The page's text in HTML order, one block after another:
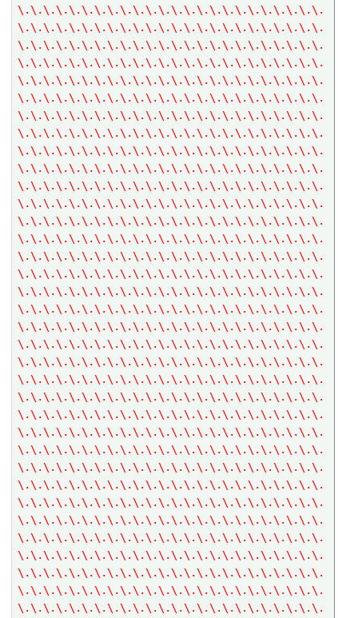
\.\.\.\.\.\.\.\.\.\.\.\.\.\.\.\.\.\.\.\.\.\.\.\.
\.\.\.\.\.\.\.\.\.\.\.\.\.\.\.\.\.\.\.\.\.\.\.\.
\.\.\.\.\.\.\.\.\.\.\.\.\.\.\.\.\.\.\.\.\.\.\.\.
\.\.\.\.\.\.\.\.\.\.\.\.\.\.\.\.\.\.\.\.\.\.\.\.
\.\.\.\.\.\.\.\.\.\.\.\.\.\.\.\.\.\.\.\.\.\.\.\.
\.\.\.\.\.\.\.\.\.\.\.\.\.\.\.\.\.\.\.\.\.\.\.\.
\.\.\.\.\.\.\.\.\.\.\.\.\.\.\.\.\.\.\.\.\.\.\.\.
\.\.\.\.\.\.\.\.\.\.\.\.\.\.\.\.\.\.\.\.\.\.\.\.
\.\.\.\.\.\.\.\.\.\.\.\.\.\.\.\.\.\.\.\.\.\.\.\.
\.\.\.\.\.\.\.\.\.\.\.\.\.\.\.\.\.\.\.\.\.\.\.\.
\.\.\.\.\.\.\.\.\.\.\.\.\.\.\.\.\.\.\.\.\.\.\.\.
\.\.\.\.\.\.\.\.\.\.\.\.\.\.\.\.\.\.\.\.\.\.\.\.
\.\.\.\.\.\.\.\.\.\.\.\.\.\.\.\.\.\.\.\.\.\.\.\.
\.\.\.\.\.\.\.\.\.\.\.\.\.\.\.\.\.\.\.\.\.\.\.\.
\.\.\.\.\.\.\.\.\.\.\.\.\.\.\.\.\.\.\.\.\.\.\.\.
\.\.\.\.\.\.\.\.\.\.\.\.\.\.\.\.\.\.\.\.\.\.\.\.
\.\.\.\.\.\.\.\.\.\.\.\.\.\.\.\.\.\.\.\.\.\.\.\.
\.\.\.\.\.\.\.\.\.\.\.\.\.\.\.\.\.\.\.\.\.\.\.\.
\.\.\.\.\.\.\.\.\.\.\.\.\.\.\.\.\.\.\.\.\.\.\.\.
\.\.\.\.\.\.\.\.\.\.\.\.\.\.\.\.\.\.\.\.\.\.\.\.
\.\.\.\.\.\.\.\.\.\.\.\.\.\.\.\.\.\.\.\.\.\.\.\.
\.\.\.\.\.\.\.\.\.\.\.\.\.\.\.\.\.\.\.\.\.\.\.\.
\.\.\.\.\.\.\.\.\.\.\.\.\.\.\.\.\.\.\.\.\.\.\.\.
\.\.\.\.\.\.\.\.\.\.\.\.\.\.\.\.\.\.\.\.\.\.\.\.
\.\.\.\.\.\.\.\.\.\.\.\.\.\.\.\.\.\.\.\.\.\.\.\.
\.\.\.\.\.\.\.\.\.\.\.\.\.\.\.\.\.\.\.\.\.\.\.\.
\.\.\.\.\.\.\.\.\.\.\.\.\.\.\.\.\.\.\.\.\.\.\.\.
\.\.\.\.\.\.\.\.\.\.\.\.\.\.\.\.\.\.\.\.\.\.\.\.
\.\.\.\.\.\.\.\.\.\.\.\.\.\.\.\.\.\.\.\.\.\.\.\.
\.\.\.\.\.\.\.\.\.\.\.\.\.\.\.\.\.\.\.\.\.\.\.\.
\.\.\.\.\.\.\.\.\.\.\.\.\.\.\.\.\.\.\.\.\.\.\.\.
\.\.\.\.\.\.\.\.\.\.\.\.\.\.\.\.\.\.\.\.\.\.\.\.
\.\.\.\.\.\.\.\.\.\.\.\.\.\.\.\.\.\.\.\.\.\.\.\.
\.\.\.\.\.\.\.\.\.\.\.\.\.\.\.\.\.\.\.\.\.\.\.\.
\.\.\.\.\.\.\.\.\.\.\.\.\.\.\.\.\.\.\.\.\.\.\.\.